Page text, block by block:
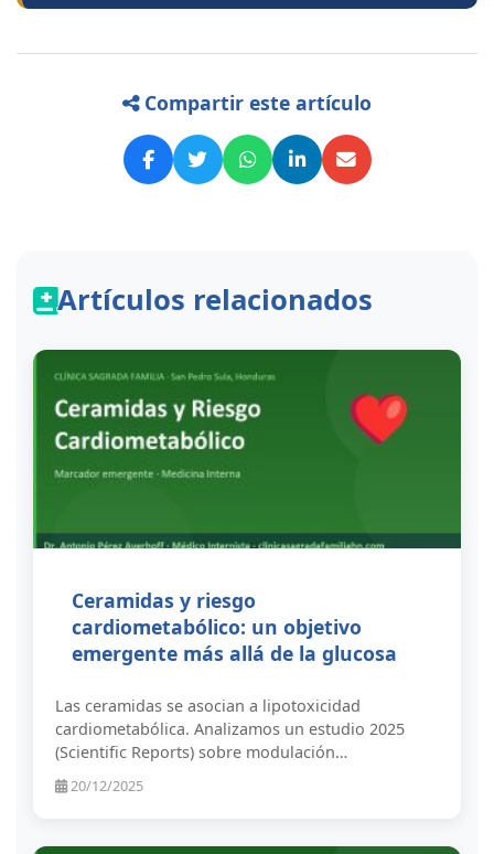
Compartir este artículo
Artículos relacionados
Ceramidas y riesgo
cardiometabólico: un objetivo
emergente más allá de la glucosa
Las ceramidas se asocian a lipotoxicidad
cardiometabólica. Analizamos un estudio 2025
(Scientific Reports) sobre modulación…
20/12/2025